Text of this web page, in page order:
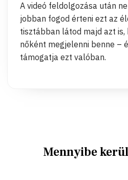
A videó feldolgozása után
jobban fogod érteni ezt az
tisztábban látod majd azt is,
nőként megjelenni benne –
támogatja ezt valóban.
Mennyibe